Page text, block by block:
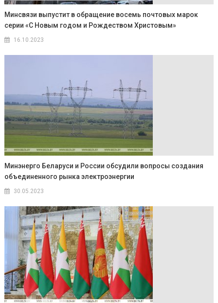
Минсвязи выпустит в обращение восемь почтовых марок
серии «С Новым годом и Рождеством Христовым»
16.10.2023
Минэнерго Беларуси и России обсудили вопросы создания
объединенного рынка электроэнергии
30.05.2023